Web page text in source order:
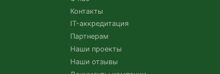
Контакты
IT-аккредитация
Партнерам
Наши проекты
Наши отзывы